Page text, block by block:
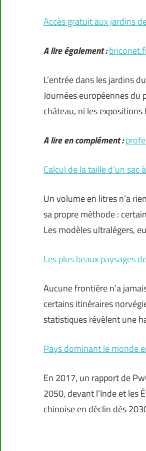
Accès gratuit aux jardins
A lire également :
L’entrée dans les jardins
Journées européennes
château, ni les
A lire en complément :
Calcul de la taille d’un
Un volume en litres n’a
sa propre méthode :
Les modèles ultralégers,
Les plus beaux paysages
Aucune frontière n’a
certains itinéraires
statistiques révèlent une
Pays dominant le monde
En 2017, un rapport de
2050, devant l’Inde et les
chinoise en déclin dès